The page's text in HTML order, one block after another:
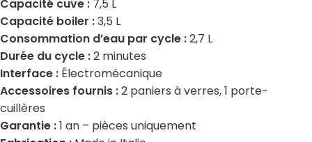
Capacité cuve : 7,5 L
Capacité boiler :3,5 L
Consommation d’eau par cycle :2,7 L
Durée du cycle :2 minutes
Interface : Électromécanique
Accessoires fournis :2 paniers à verres, 1 porte-
cuillères
Garantie :1 an – pièces uniquement